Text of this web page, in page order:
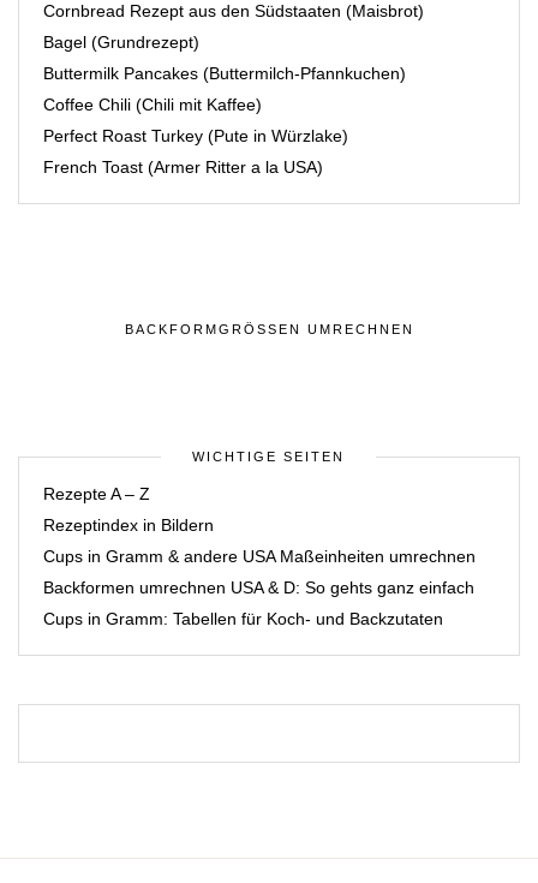
Cornbread Rezept aus den Südstaaten (Maisbrot)
Bagel (Grundrezept)
Buttermilk Pancakes (Buttermilch-Pfannkuchen)
Coffee Chili (Chili mit Kaffee)
Perfect Roast Turkey (Pute in Würzlake)
French Toast (Armer Ritter a la USA)
BACKFORMGRÖSSEN UMRECHNEN
WICHTIGE SEITEN
Rezepte A – Z
Rezeptindex in Bildern
Cups in Gramm & andere USA Maßeinheiten umrechnen
Backformen umrechnen USA & D: So gehts ganz einfach
Cups in Gramm: Tabellen für Koch- und Backzutaten